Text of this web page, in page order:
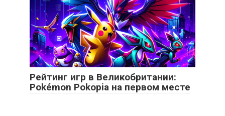
Рейтинг игр в Великобритании:
Pokémon Pokopia на первом месте